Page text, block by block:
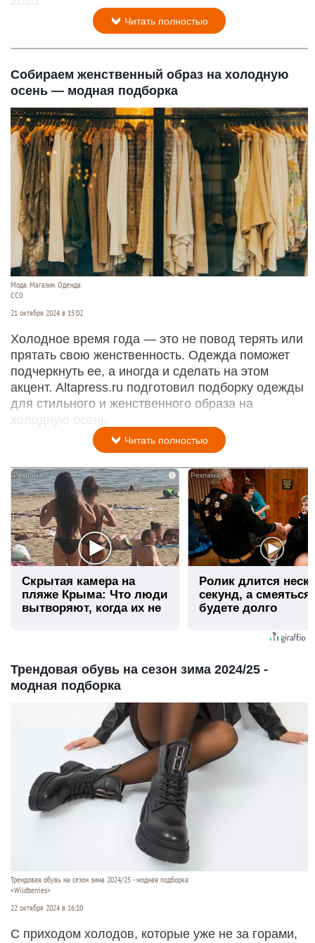
Читать полностью
Собираем женственный образ на холодную
осень — модная подборка
Мода. Магазин. Одежда.
СС0
21 октября 2024 в 15:02
Холодное время года — это не повод терять или
прятать свою женственность. Одежда поможет
подчеркнуть ее, а иногда и сделать на этом
акцент. Altapress.ru подготовил подборку одежды
для стильного и женственного образа на
холодную осень.
Читать полностью
i
Скрытая камера на
пляже Крыма: Что люди
вытворяют, когда их не
Ролик длится
секунд, а
будете долго
Трендовая обувь на сезон зима 2024/25 -
модная подборка
Трендовая обувь на сезон зима 2024/25 - модная подборка
«Wildberries»
22 октября 2024 в 16:10
С приходом холодов, которые уже не за горами,